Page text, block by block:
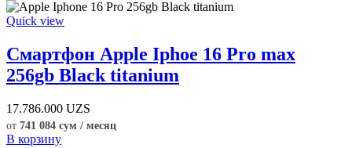
Quick view
Смартфон Apple Iphoe 16 Pro max
256gb Black titanium
17.786.000 UZS
от 741 084 сум / месяц
В корзину